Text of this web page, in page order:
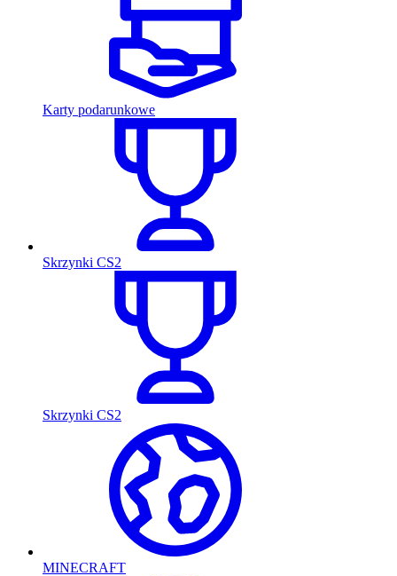
Karty podarunkowe
Skrzynki CS2
Skrzynki CS2
MINECRAFT